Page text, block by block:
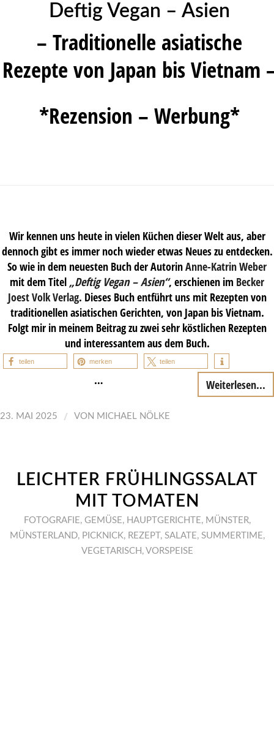
Deftig Vegan – Asien
– Traditionelle asiatische
Rezepte von Japan bis Vietnam
*Rezension – Werbung*
Wir kennen uns heute in vielen Küchen dieser Welt aus, aber
dennoch gibt es immer noch wieder etwas Neues zu entdecken.
So wie in dem neuesten Buch der AutorinAnne-Katrin Weber
mit dem Titel „Deftig Vegan – Asien“, erschienen im Becker
Joest Volk Verlag. Dieses Buch entführt uns mit Rezepten von
traditionellen asiatischen Gerichten, von Japan bis Vietnam.
Folgt mir in meinem Beitrag zu zwei sehr köstlichen Rezepten
und interessantem aus dem Buch.
teilen merken teilen
… Weiterlesen...
23. MAI 2025 / VON MICHAEL NÖLKE
LEICHTER FRÜHLINGSSALAT
MIT TOMATEN
FOTOGRAFIE , GEMÜSE , HAUPTGERICHTE , MÜNSTER,
MÜNSTERLAND, PICKNICK, REZEPT , SALATE , SUMMERTIME ,
VEGETARISCH , VORSPEISE